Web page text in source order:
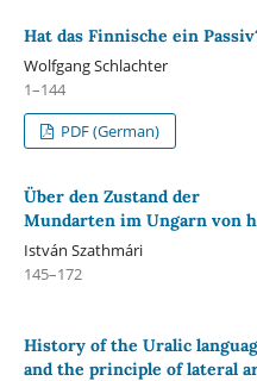
Hat das Finnische ein
Wolfgang Schlachter
1–144
PDF (German)
Über den Zustand der
Mundarten im Ungarn von
István Szathmári
145–172
History of the Uralic
and the principle of lateral